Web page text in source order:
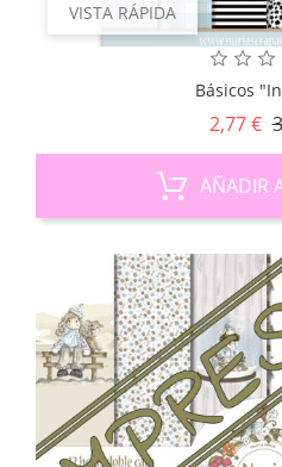
VISTA RÁPIDA
Básicos
2,77 €
AÑADIR